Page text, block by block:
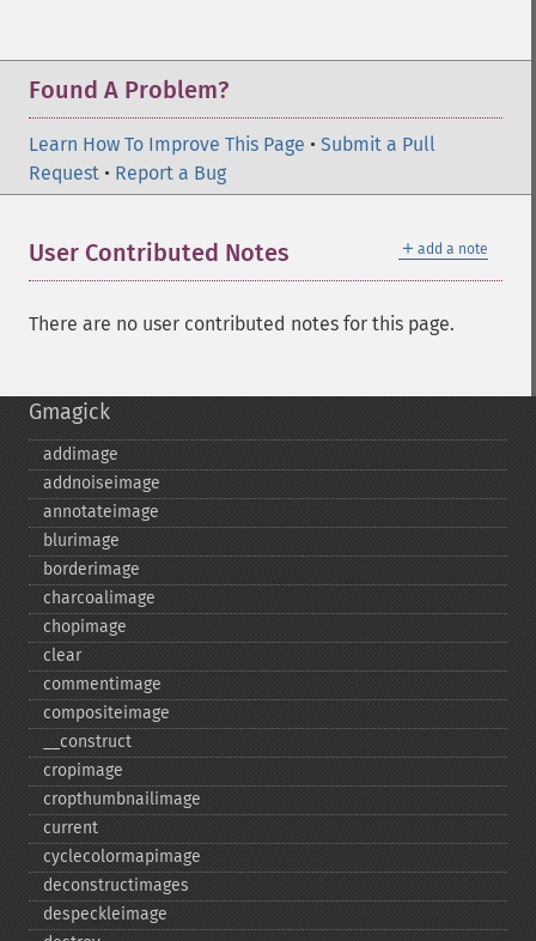
Found A Problem?
Learn How To Improve This Page • Submit a Pull
Request • Report a Bug
＋ add a note
User Contributed Notes
There are no user contributed notes for this page.
Gmagick
addimage
addnoiseimage
annotateimage
blurimage
borderimage
charcoalimage
chopimage
clear
commentimage
compositeimage
_​_​construct
cropimage
cropthumbnailimage
current
cyclecolormapimage
deconstructimages
despeckleimage